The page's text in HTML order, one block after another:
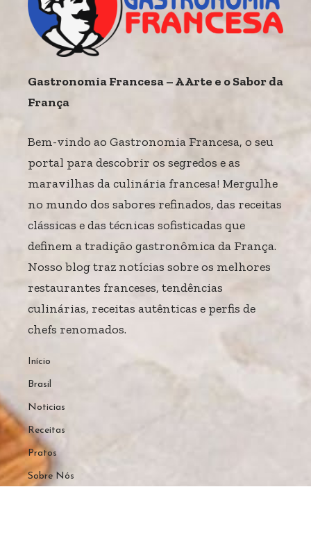
Gastronomia Francesa – A Arte e o Sabor da
França
Bem-vindo ao Gastronomia Francesa, o seu
portal para descobrir os segredos e as
maravilhas da culinária francesa! Mergulhe
no mundo dos sabores refinados, das receitas
clássicas e das técnicas sofisticadas que
definem a tradição gastronômica da França.
Nosso blog traz notícias sobre os melhores
restaurantes franceses, tendências
culinárias, receitas autênticas e perfis de
chefs renomados.
Início
Brasil
Noticias
Receitas
Pratos
Sobre Nós